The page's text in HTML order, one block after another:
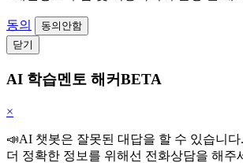
동의
동의안함
닫기
AI 학습멘토 해커BETA
×
📣AI 챗봇은 잘못된 대답을 할 수 있습니다.
더 정확한 정보를 위해선 전화상담을 해주